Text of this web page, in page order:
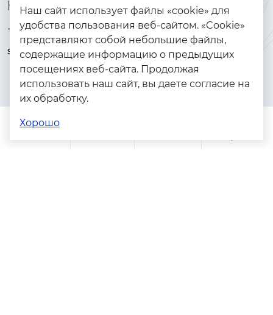
Контакты
+7 (925) 144-64-73
serebryanyye.grani@mail.ru
Каталог
Браслеты
Золото
Серебро
Помощь
Наш сайт использует файлы «cookie» для
удобства пользования веб-сайтом. «Cookie»
представляют собой небольшие файлы,
содержащие информацию о предыдущих
посещениях веб-сайта. Продолжая
использовать наш сайт, вы даете согласие на
их обработку.
Хорошо